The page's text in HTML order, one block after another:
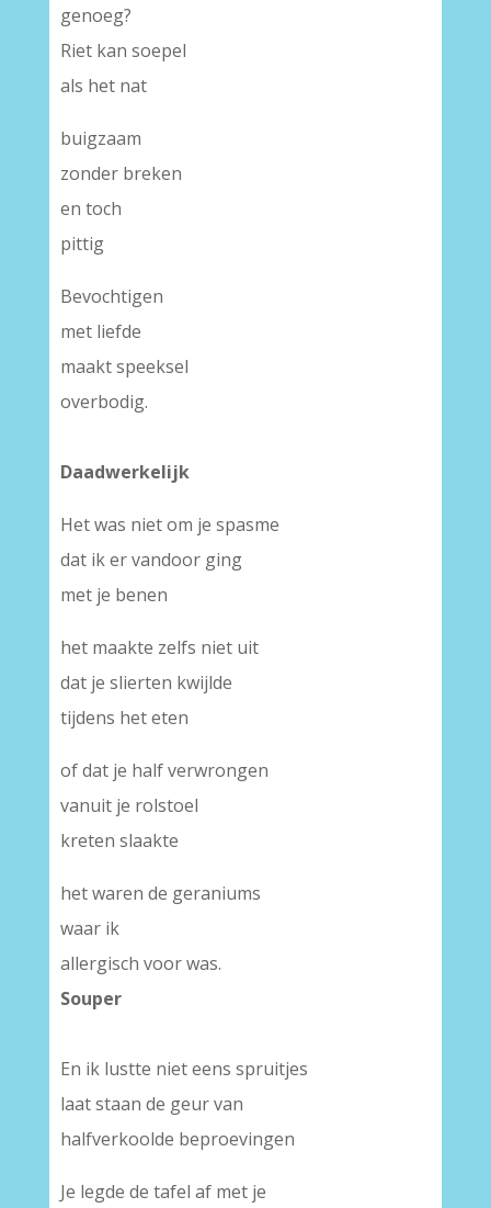
genoeg?
Riet kan soepel
als het nat
buigzaam
zonder breken
en toch
pittig
Bevochtigen
met liefde
maakt speeksel
overbodig.
Daadwerkelijk
Het was niet om je spasme
dat ik er vandoor ging
met je benen
het maakte zelfs niet uit
dat je slierten kwijlde
tijdens het eten
of dat je half verwrongen
vanuit je rolstoel
kreten slaakte
het waren de geraniums
waar ik
allergisch voor was.
Souper
En ik lustte niet eens spruitjes
laat staan de geur van
halfverkoolde beproevingen
Je legde de tafel af met je